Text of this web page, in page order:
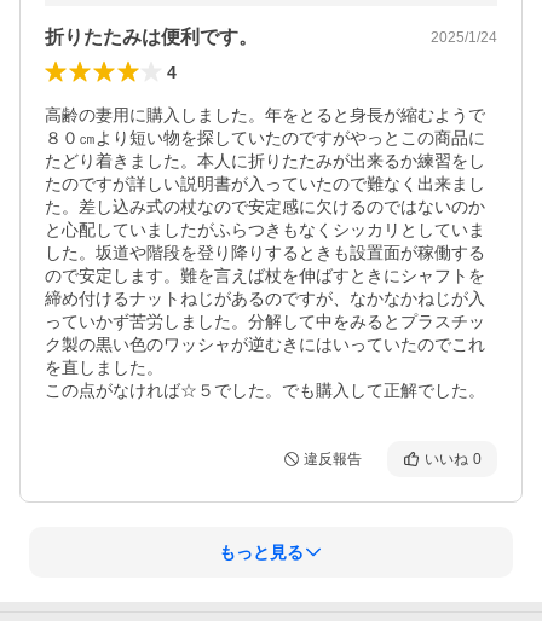
折りたたみは便利です。 2025/1/24
4
高齢の妻用に購入しました。年をとると身長が縮むようで
８０㎝より短い物を探していたのですがやっとこの商品に
たどり着きました。本人に折りたたみが出来るか練習をし
たのですが詳しい説明書が入っていたので難なく出来まし
た。差し込み式の杖なので安定感に欠けるのではないのか
と心配していましたがふらつきもなくシッカリとしていま
した。坂道や階段を登り降りするときも設置面が稼働する
ので安定します。難を言えば杖を伸ばすときにシャフトを
締め付けるナットねじがあるのですが、なかなかねじが入
っていかず苦労しました。分解して中をみるとプラスチッ
ク製の黒い色のワッシャが逆むきにはいっていたのでこれ
を直しました。
この点がなければ☆５でした。でも購入して正解でした。
違反報告 いいね 0
もっと見る